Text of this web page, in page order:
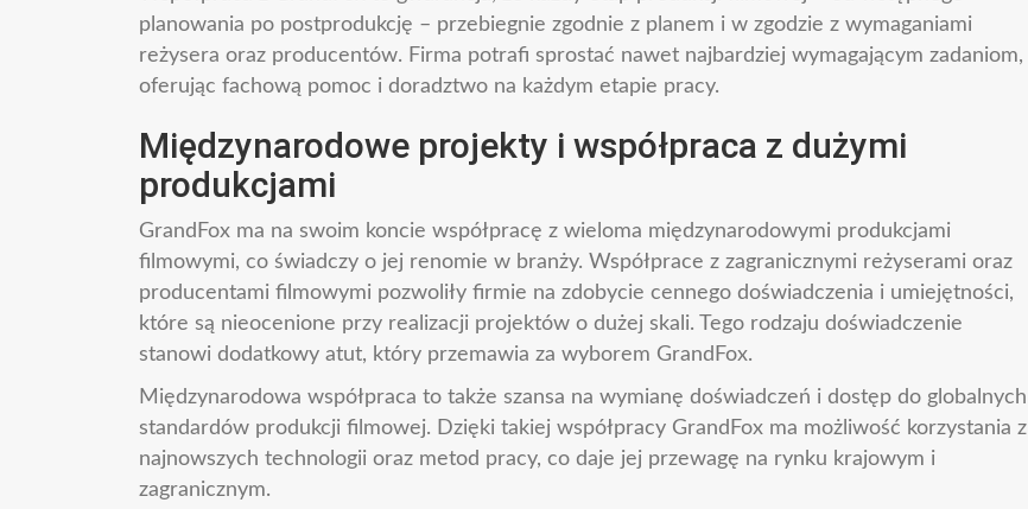
planowania po postprodukcję – przebiegnie zgodnie z planem i w zgodzie z wymaganiami
reżysera oraz producentów. Firma potrafi sprostać nawet najbardziej wymagającym zadaniom,
oferując fachową pomoc i doradztwo na każdym etapie pracy.
Międzynarodowe projekty i współpraca z dużymi
produkcjami
GrandFox ma na swoim koncie współpracę z wieloma międzynarodowymi produkcjami
filmowymi, co świadczy o jej renomie w branży. Współprace z zagranicznymi reżyserami oraz
producentami filmowymi pozwoliły firmie na zdobycie cennego doświadczenia i umiejętności,
które są nieocenione przy realizacji projektów o dużej skali. Tego rodzaju doświadczenie
stanowi dodatkowy atut, który przemawia za wyborem GrandFox.
Międzynarodowa współpraca to także szansa na wymianę doświadczeń i dostęp do globalnych
standardów produkcji filmowej. Dzięki takiej współpracy GrandFox ma możliwość korzystania z
najnowszych technologii oraz metod pracy, co daje jej przewagę na rynku krajowym i
zagranicznym.